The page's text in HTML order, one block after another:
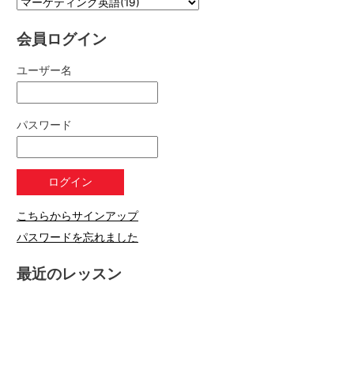
会員ログイン
ユーザー名
パスワード
こちらからサインアップ
パスワードを忘れました
最近のレッスン